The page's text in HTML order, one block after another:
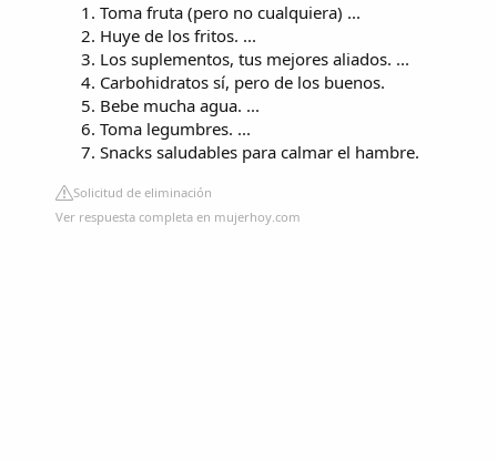
Toma fruta (pero no cualquiera) ...
Huye de los fritos. ...
Los suplementos, tus mejores aliados. ...
Carbohidratos sí, pero de los buenos.
Bebe mucha agua. ...
Toma legumbres. ...
Snacks saludables para calmar el hambre.
Solicitud de eliminación
Ver respuesta completa en mujerhoy.com